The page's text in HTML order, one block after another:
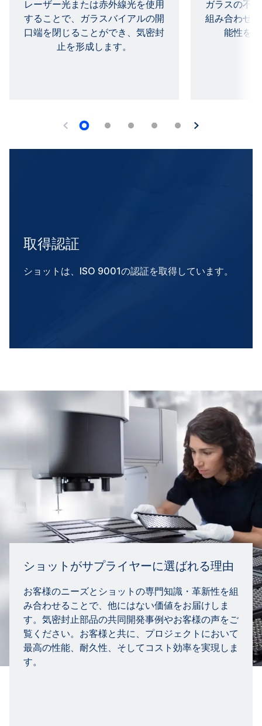
レーザー光または赤外線光を使用
することで、ガラスバイアルの開
口端を閉じることができ、気密封
止を形成します。
ガラスの不
組み合わせ
能性を
取得認証
ショットは、ISO 9001の認証を取得しています。
ショットがサプライヤーに選ばれる理由
お客様のニーズとショットの専門知識・革新性を組
み合わせることで、他にはない価値をお届けしま
す。気密封止部品の共同開発事例やお客様の声をご
覧ください。お客様と共に、プロジェクトにおいて
最高の性能、耐久性、そしてコスト効率を実現しま
す。